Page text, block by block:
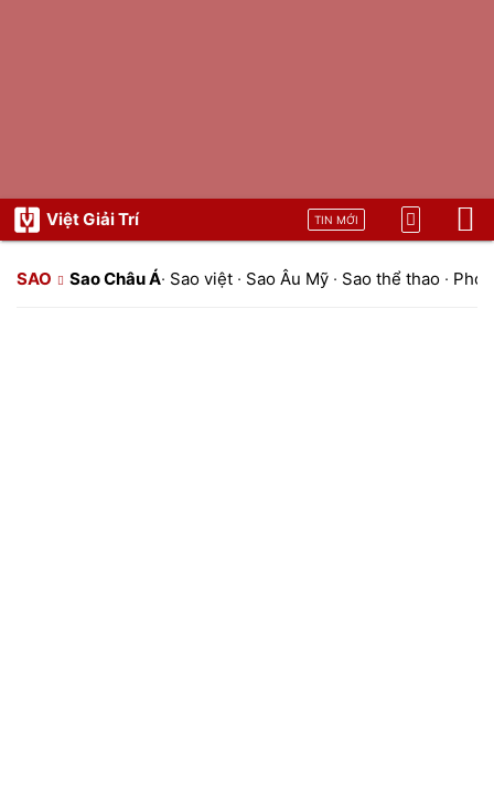
Việt Giải Trí TIN MỚI
SAO Sao Châu Á· Sao việt · Sao Âu Mỹ · Sao thể thao ·